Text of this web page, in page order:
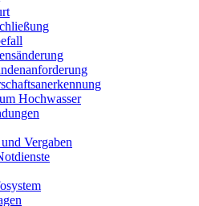
Hochwasser
Vergaben